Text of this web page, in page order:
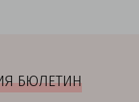
БЮЛЕТИН